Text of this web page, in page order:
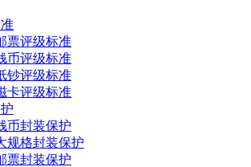
票评级标准
币评级标准
钞评级标准
卡评级标准
币封装保护
规格封装保护
票封装保护